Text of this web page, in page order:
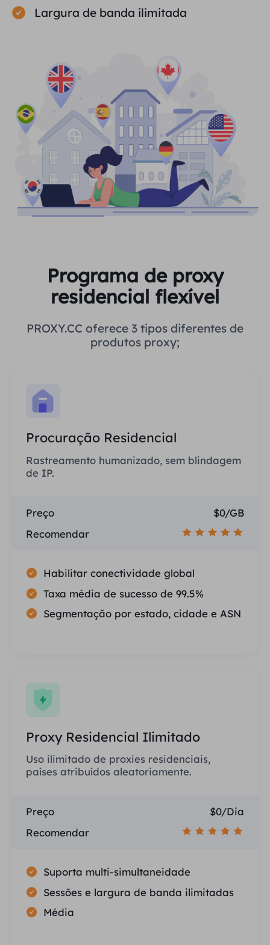
Largura de banda ilimitada
Programa de proxy
residencial flexível
PROXY.CC oferece 3 tipos diferentes de
produtos proxy;
Procuração Residencial
Rastreamento humanizado, sem blindagem
de IP.
Preço
$0/GB
Recomendar
Habilitar conectividade global
Taxa média de sucesso de 99.5%
Segmentação por estado, cidade e ASN
Proxy Residencial Ilimitado
Uso ilimitado de proxies residenciais,
países atribuídos aleatoriamente.
Preço
$0/Dia
Recomendar
Suporta multi-simultaneidade
Sessões e largura de banda ilimitadas
Média